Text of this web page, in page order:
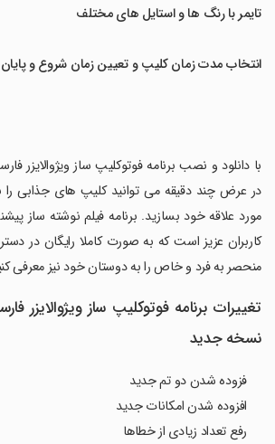
تایمر با رنگ‌ ها و استایل‌ های مختلف
انتخاب مدت زمان کلیپ و تعیین زمان شروع و
با دانلود و نصب برنامه فوتوکلیپ ساز ویژوالایزر
در عرض چند دقیقه می توانید کلیپ های جذابی را
مورد علاقه خود بسازید. برنامه فیلم نوشته ساز
کاربران عزیز است که به صورت کاملا رایگان در
منحصر به فرد و خاص را به دوستان خود نیز معرفی
تغییرات برنامه فوتوکلیپ ساز
نسخه جدید
فزوده شدن دو تم جدید
افزوده شدن امکانات جدید
رفع تعداد زیادی از خطاها